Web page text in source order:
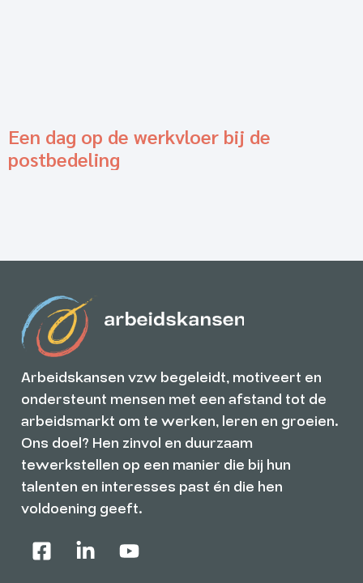
Een dag op de werkvloer bij de
postbedeling
Arbeidskansen vzw begeleidt, motiveert en
ondersteunt mensen met een afstand tot de
arbeidsmarkt om te werken, leren en groeien.
Ons doel? Hen zinvol en duurzaam
tewerkstellen op een manier die bij hun
talenten en interesses past én die hen
voldoening geeft.